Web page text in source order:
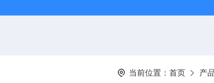
当前位置： 首页 产